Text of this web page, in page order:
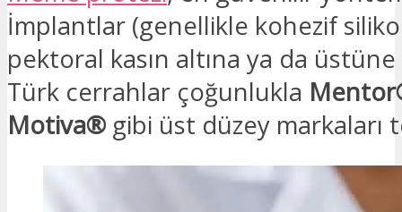
İmplantlar (genellikle kohezif
pektoral kasın altına ya da
Türk cerrahlar çoğunlukla
Motiva® gibi üst düzey markaları